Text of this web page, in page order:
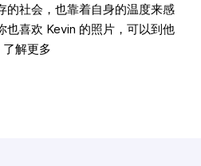
的社会，也靠着自身的温度来感
也喜欢 Kevin 的照片，可以到他
解更多